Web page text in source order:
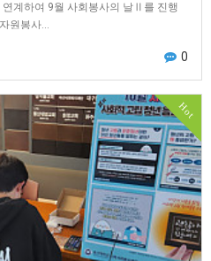
계하여 9월 사회봉사의 날Ⅱ를 진행
원봉사…
0
Hot